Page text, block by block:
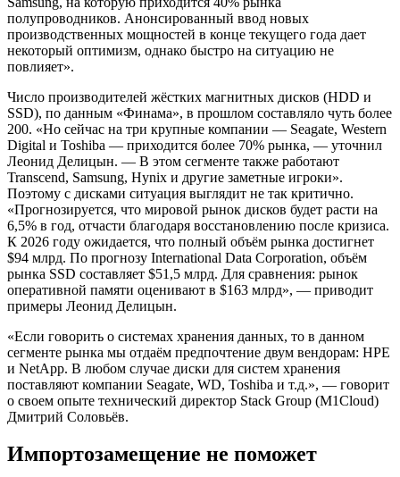
полупроводников. Анонсированный ввод новых
производственных мощностей в конце текущего года дает
некоторый оптимизм, однако быстро на ситуацию не
повлияет».
Число производителей жёстких магнитных дисков (HDD и
SSD), по данным «Финама», в прошлом составляло чуть более
200. «Но сейчас на три крупные компании — Seagate, Western
Digital и Toshiba — приходится более 70% рынка, — уточнил
Леонид Делицын. — В этом сегменте также работают
Transcend, Samsung, Hynix и другие заметные игроки».
Поэтому с дисками ситуация выглядит не так критично.
«Прогнозируется, что мировой рынок дисков будет расти на
6,5% в год, отчасти благодаря восстановлению после кризиса.
К 2026 году ожидается, что полный объём рынка достигнет
$94 млрд. По прогнозу International Data Corporation, объём
рынка SSD составляет $51,5 млрд. Для сравнения: рынок
оперативной памяти оценивают в $163 млрд», — приводит
примеры Леонид Делицын.
«Если говорить о системах хранения данных, то в данном
сегменте рынка мы отдаём предпочтение двум вендорам: HPE
и NetApp. В любом случае диски для систем хранения
поставляют компании Seagate, WD, Toshiba и т.д.», — говорит
о своем опыте технический директор Stack Group (M1Cloud)
Дмитрий Соловьёв.
Импортозамещение не поможет